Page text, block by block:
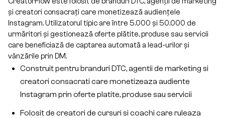
și creatori consacrați care monetizează audiențele
Instagram. Utilizatorul tipic are între 5.000 și 50.000 de
urmăritori și gestionează oferte plătite, produse sau servicii
care beneficiază de captarea automată a lead-urilor și
vânzările prin DM.
Construit pentru branduri DTC, agentii de marketing si
creatori consacrati care monetizeaza audiente
Instagram prin oferte platite, produse sau servicii
Folosit de creatori de cursuri si coachi care ruleaza